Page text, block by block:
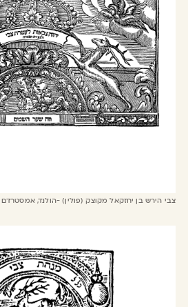
צבי הירש בן יחזקאל מקוצק (פולין) -הולנד, אמסטרדם